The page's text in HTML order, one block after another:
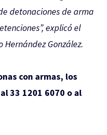
detonaciones de arma
explicó el
Hernández González.
con armas, los
33 1201 6070 o al